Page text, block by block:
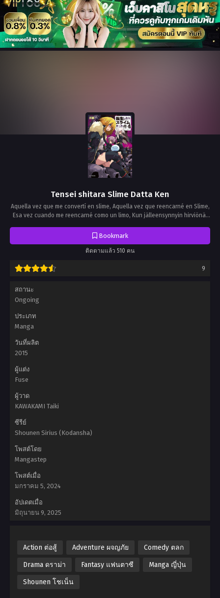
Tensei shitara Slime Datta Ken
Aquella vez que me convertí en slime, Aquella vez que reencarné en Slime,
Esa vez cuando me reencarné como un limo, Kun jälleensynnyin hirviönä,
réincarne en Slime, Odrodzony jako galareta, Slime Olarak Reenkarne
моём перерождении в слизь, ذلك الوقت الذي تجسدت فيه كسلايم, เกิดใหม่
莱姆的那件事, 転生したらスライムだった件, 關於我轉生變成史萊姆這檔事,
Bookmark
ติดตามแล้ว 510 คน
9
สถานะ
Ongoing
ประเภท
Manga
วันที่ผลิต
2015
ผู้แต่ง
Fuse
ผู้วาด
KAWAKAMI Taiki
ซีรีย์
Shounen Sirius (Kodansha)
โพสต์โดย
Mangastep
โพสต์เมื่อ
มกราคม 5, 2024
อัปเดตเมื่อ
มิถุนายน 9, 2025
Action ต่อสู้ Adventure ผจญภัย Comedy ตลก
Drama ดราม่า Fantasy แฟนตาซี Manga ญี่ปุ่น
Shounen โชเน็น